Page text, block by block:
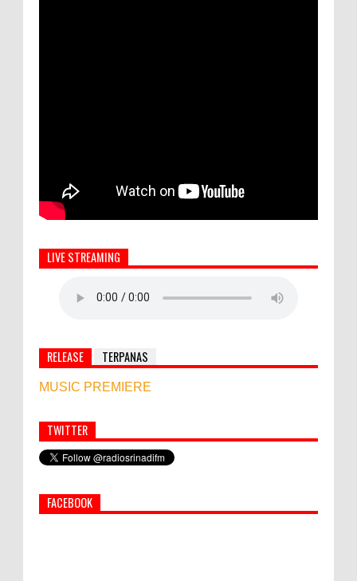
LIVE STREAMING
RELEASE TERPANAS
MUSIC PREMIERE
World Marketing Forum 2022:
Sustainability dan Kemanusiaan jadi Kunci
TWITTER
FACEBOOK